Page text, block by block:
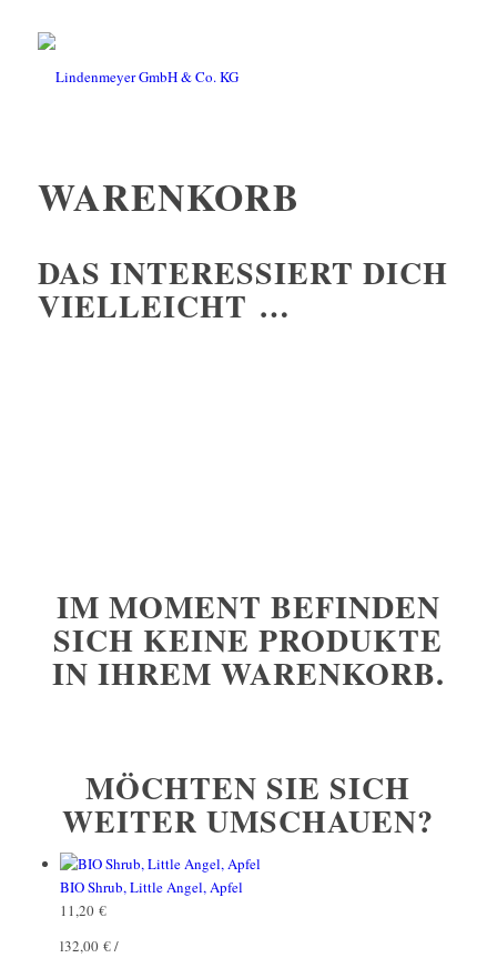
WARENKORB
DAS INTERESSIERT DICH
VIELLEICHT …
IM MOMENT BEFINDEN
SICH KEINE PRODUKTE
IN IHREM WARENKORB.
MÖCHTEN SIE SICH
WEITER UMSCHAUEN?
BIO Shrub, Little Angel, Apfel
11,20 €
32,00 €/
l